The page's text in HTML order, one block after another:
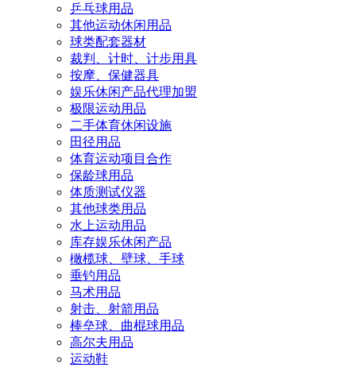
乒乓球用品
其他运动休闲用品
球类配套器材
裁判、计时、计步用具
按摩、保健器具
娱乐休闲产品代理加盟
极限运动用品
二手体育休闲设施
田径用品
体育运动项目合作
保龄球用品
体质测试仪器
其他球类用品
水上运动用品
库存娱乐休闲产品
橄榄球、壁球、手球
垂钓用品
马术用品
射击、射箭用品
棒垒球、曲棍球用品
高尔夫用品
运动鞋